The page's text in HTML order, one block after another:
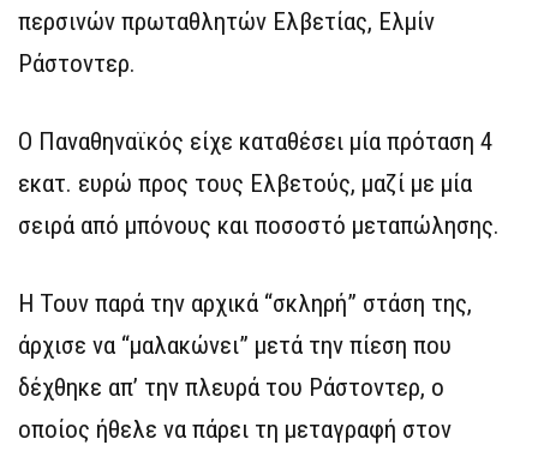
περσινών πρωταθλητών Ελβετίας, Ελμίν
Ράστοντερ.
Ο Παναθηναϊκός είχε καταθέσει μία πρόταση 4
εκατ. ευρώ προς τους Ελβετούς, μαζί με μία
σειρά από μπόνους και ποσοστό μεταπώλησης.
Η Τουν παρά την αρχικά “σκληρή” στάση της,
άρχισε να “μαλακώνει” μετά την πίεση που
δέχθηκε απ’ την πλευρά του Ράστοντερ, ο
οποίος ήθελε να πάρει τη μεταγραφή στον